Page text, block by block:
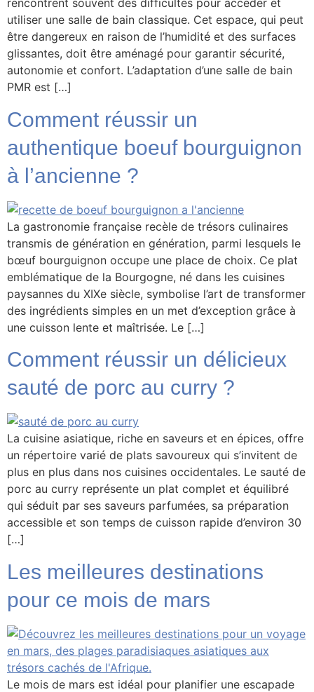
rencontrent souvent des difficultés pour accéder et
utiliser une salle de bain classique. Cet espace, qui peut
être dangereux en raison de l’humidité et des surfaces
glissantes, doit être aménagé pour garantir sécurité,
autonomie et confort. L’adaptation d’une salle de bain
PMR est […]
Comment réussir un
authentique boeuf bourguignon
à l’ancienne ?
La gastronomie française recèle de trésors culinaires
transmis de génération en génération, parmi lesquels le
bœuf bourguignon occupe une place de choix. Ce plat
emblématique de la Bourgogne, né dans les cuisines
paysannes du XIXe siècle, symbolise l’art de transformer
des ingrédients simples en un met d’exception grâce à
une cuisson lente et maîtrisée. Le […]
Comment réussir un délicieux
sauté de porc au curry ?
La cuisine asiatique, riche en saveurs et en épices, offre
un répertoire varié de plats savoureux qui s’invitent de
plus en plus dans nos cuisines occidentales. Le sauté de
porc au curry représente un plat complet et équilibré
qui séduit par ses saveurs parfumées, sa préparation
accessible et son temps de cuisson rapide d’environ 30
[…]
Les meilleures destinations
pour ce mois de mars
Le mois de mars est idéal pour planifier une escapade